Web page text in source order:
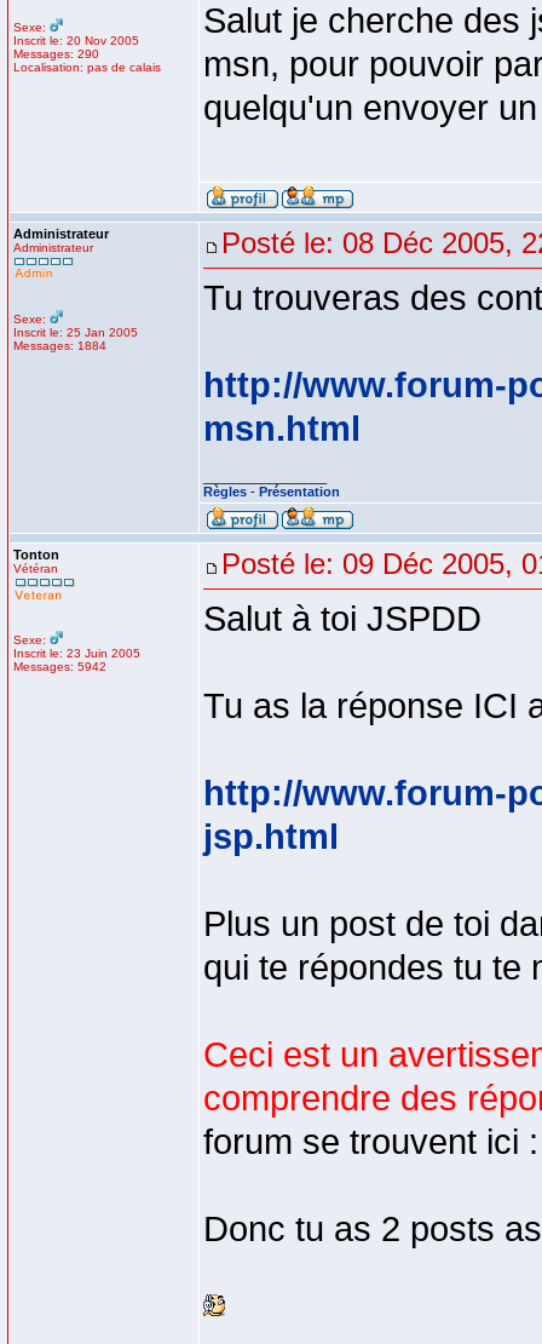
Sexe:
Inscrit le: 20 Nov 2005
Messages: 290
Localisation: pas de calais
Salut je cherche des
msn, pour pouvoir
quelqu'un envoyer
Administrateur
Administrateur
Sexe:
Inscrit le: 25 Jan 2005
Messages: 1884
Posté le: 08 Déc 2005,
Tu trouveras des
http://www.forum-
msn.html
Règles - Présentation
Tonton
Vétéran
Sexe:
Inscrit le: 23 Juin 2005
Messages: 5942
Posté le: 09 Déc 2005,
Salut à toi JSPDD
Tu as la réponse ICI
http://www.forum-
jsp.html
Plus un post de toi
qui te répondes tu te
Ceci est un
comprendre des
forum se trouvent ici
Donc tu as 2 posts